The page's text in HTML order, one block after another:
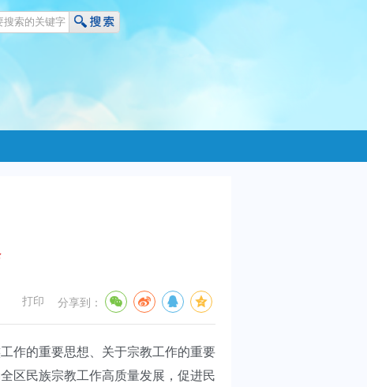
打印 分享到：
作的重要思想、关于宗教工作的重要
区民族宗教工作高质量发展，促进民